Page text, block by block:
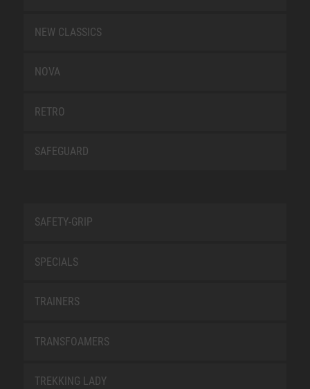
NEW CLASSICS
NOVA
RETRO
SAFEGUARD
SAFETY-GRIP
SPECIALS
TRAINERS
TRANSFOAMERS
TREKKING LADY